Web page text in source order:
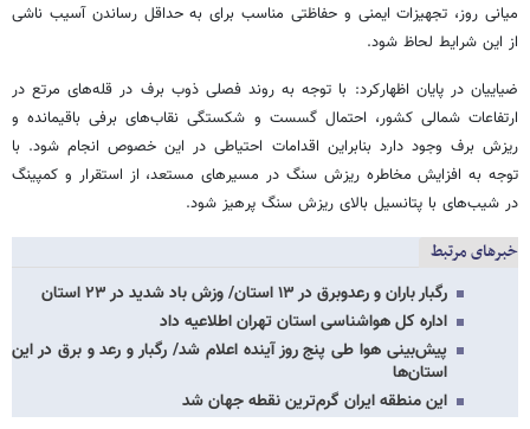
میانی روز، تجهیزات ایمنی و حفاظتی مناسب برای به حداقل رساندن آسیب ناشی
از این شرایط لحاظ شود.
ضیاییان در پایان اظهارکرد: با توجه به روند فصلی ذوب برف در قله‌های مرتع در
ارتفاعات شمالی کشور، احتمال گسست و شکستگی نقاب‌های برفی باقیمانده و
ریزش برف وجود دارد بنابراین اقدامات احتیاطی در این خصوص انجام شود. با
توجه به افزایش مخاطره ریزش سنگ در مسیرهای مستعد، از استقرار و کمپینگ
در شیب‌های با پتانسیل بالای ریزش سنگ پرهیز شود.
خبرهای مرتبط
رگبار باران و رعدوبرق در ۱۳ استان/ وزش باد شدید در ۲۳ استان
اداره کل هواشناسی استان تهران اطلاعیه داد
پیش‌بینی هوا طی پنج روز آینده اعلام شد/ رگبار و رعد و برق در این
استان‌ها
این منطقه ایران گرم‌ترین نقطه جهان شد